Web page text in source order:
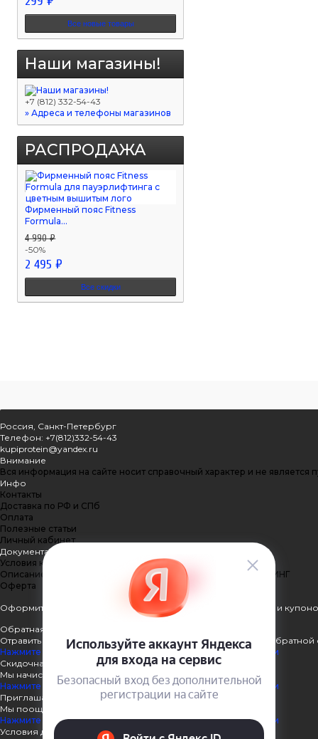
Все новые товары
Наши магазины!
+7 (812) 332-54-43
» Адреса и телефоны магазинов
РАСПРОДАЖА
Фирменный пояс Fitness
Formula...
4 990 ₽
-50%
2 495 ₽
Все скидки
Россия, Санкт-Петербург
Телефон: +7(812)332-54-43
kupiprotein@yandex.ru
Внимание
Вся информация на сайте носит справочный характер и не
Инфо
Контакты
Доставка по РФ и СПб
Оплата
Полезные статьи
Личный кабинет
Документация
Условия конфиденциальности
Описание процесса передачи данных ПЭЙКИПЕР-ПРОЦЕССИНГ
Оферта
Оформить подписку Подпишитесь на рассылку наших акций и
Обратная связь
Отравить нам сообщение или задать вопрос через форму обратной
Нажмите здесь для получения дополнительной информации
Скидочная система
Мы начисляем кэшбэк с покупок
Нажмите здесь для получения дополнительной информации
Приглашаем к партнёрству
Мы поощеряем наших партнёров
Нажмите здесь для получения дополнительной информации
Условия доставки